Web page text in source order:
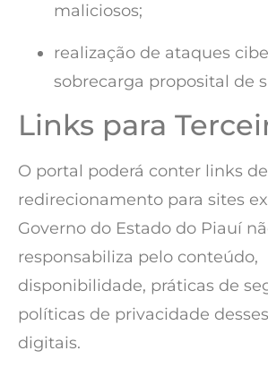
maliciosos;
realização de ataques
sobrecarga proposital de
Links para
O portal poderá conter links de
redirecionamento para sites
Governo do Estado do Piauí
responsabiliza pelo conteúdo,
disponibilidade, práticas de
políticas de privacidade
digitais.